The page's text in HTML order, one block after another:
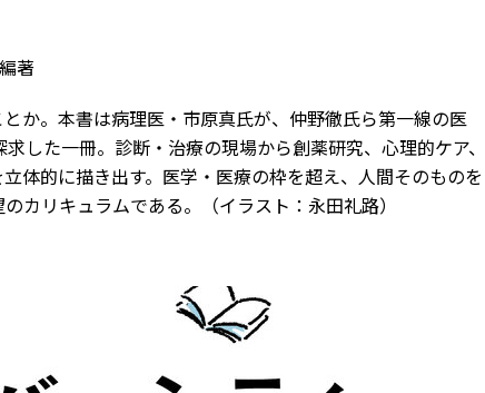
著
か。本書は病理医・市原真氏が、仲野徹氏ら第一線の医
した一冊。診断・治療の現場から創薬研究、心理的ケア、
体的に描き出す。医学・医療の枠を超え、人間そのものを
カリキュラムである。（イラスト：永田礼路）